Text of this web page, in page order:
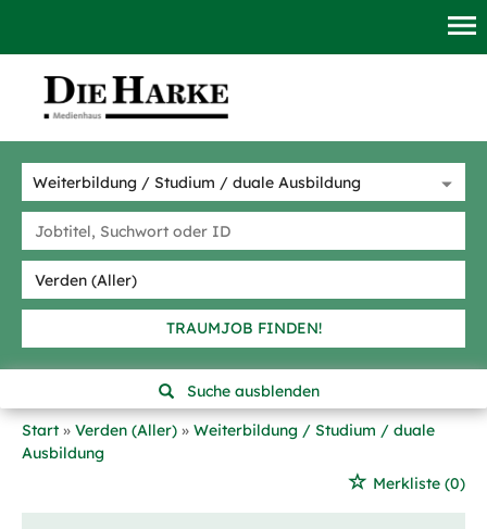
TRAUMJOB FINDEN!
Suche ausblenden
Start
Verden (Aller)
Weiterbildung / Studium / duale
Ausbildung
Merkliste (0)